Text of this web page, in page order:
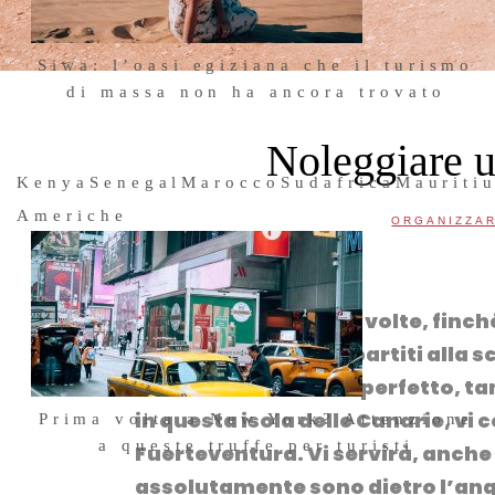
Siwa: l’oasi egiziana che il turismo
di massa non ha ancora trovato
Kenya SenegalMarocco Sudafrica
Americhe
Prima volta a New York? Attenzione
a queste truffe per turisti
Noleggiare
Facebook
Twitter
WhatsApp
Telegram
LinkedIn
Elisa l’ha visitata più volte,
di Manina – e siamo partiti alla
stato l’on-the-road perfetto,
in questa isola delle Canarie, vi
Fuerteventura. Vi servirà,
assolutamente sono dietro